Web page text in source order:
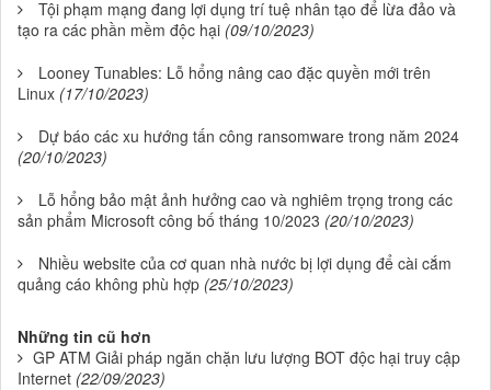
Tội phạm mạng đang lợi dụng trí tuệ nhân tạo để lừa đảo và
tạo ra các phần mềm độc hại (09/10/2023)
Looney Tunables: Lỗ hổng nâng cao đặc quyền mới trên
Linux (17/10/2023)
Dự báo các xu hướng tấn công ransomware trong năm 2024
(20/10/2023)
Lỗ hổng bảo mật ảnh hưởng cao và nghiêm trọng trong các
sản phẩm Microsoft công bố tháng 10/2023 (20/10/2023)
Nhiều website của cơ quan nhà nước bị lợi dụng để cài cắm
quảng cáo không phù hợp (25/10/2023)
Những tin cũ hơn
GP ATM Giải pháp ngăn chặn lưu lượng BOT độc hại truy cập
Internet (22/09/2023)